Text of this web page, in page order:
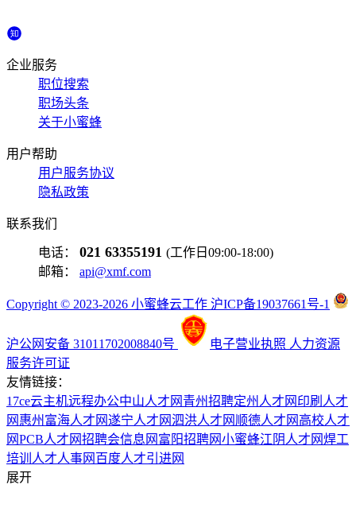
企业服务
职位搜索
职场头条
关于小蜜蜂
用户帮助
用户服务协议
隐私政策
联系我们
电话： 021 63355191 (工作日09:00-18:00)
邮箱： api@xmf.com
Copyright © 2023-2026 小蜜蜂云工作 沪ICP备19037661号-1
沪公网安备 31011702008840号 电子营业执照 人力资源
服务许可证
友情链接：
17ce云主机远程办公中山人才网 青州招聘定州人才网 印刷人才
网 惠州富海人才网遂宁人才网泗洪人才网 顺德人才网 高校人才
网PCB人才网招聘会信息网 富阳招聘网小蜜蜂江阴人才网焊工
培训 人才人事网 百度人才引进网
展开